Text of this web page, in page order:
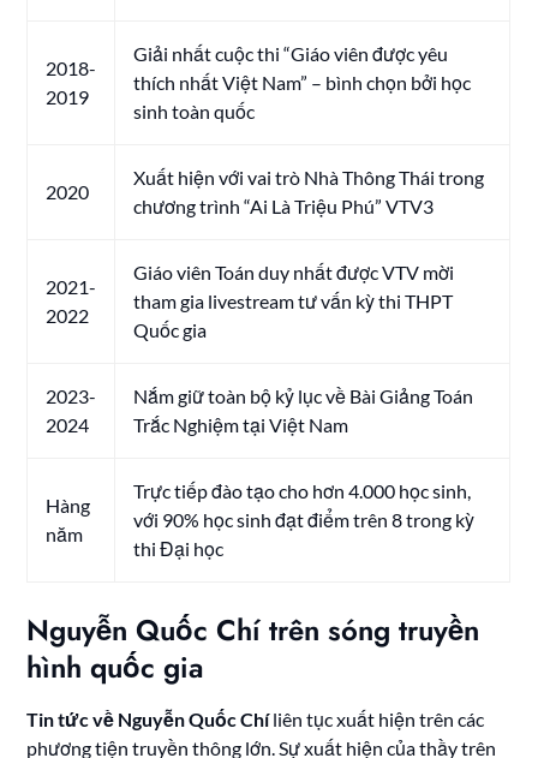
2018-
2019
Giải nhất cuộc thi “Giáo viên được yêu
thích nhất Việt Nam” – bình chọn bởi học
sinh toàn quốc
2020
Xuất hiện với vai trò Nhà Thông Thái trong
chương trình “Ai Là Triệu Phú” VTV3
2021-
2022
Giáo viên Toán duy nhất được VTV mời
tham gia livestream tư vấn kỳ thi THPT
Quốc gia
2023-
2024
Nắm giữ toàn bộ kỷ lục về Bài Giảng Toán
Trắc Nghiệm tại Việt Nam
Hàng
năm
Trực tiếp đào tạo cho hơn 4.000 học sinh,
với 90% học sinh đạt điểm trên 8 trong kỳ
thi Đại học
Nguyễn Quốc Chí trên sóng truyền
hình quốc gia
Tin tức về Nguyễn Quốc Chíliên tục xuất hiện trên các
phương tiện truyền thông lớn. Sự xuất hiện của thầy trên